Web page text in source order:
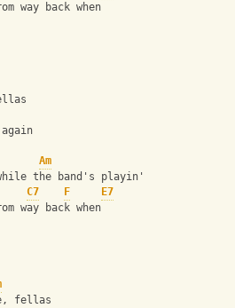
way back when
Am
the band's playin'
C7 F
E7
way back when
fellas